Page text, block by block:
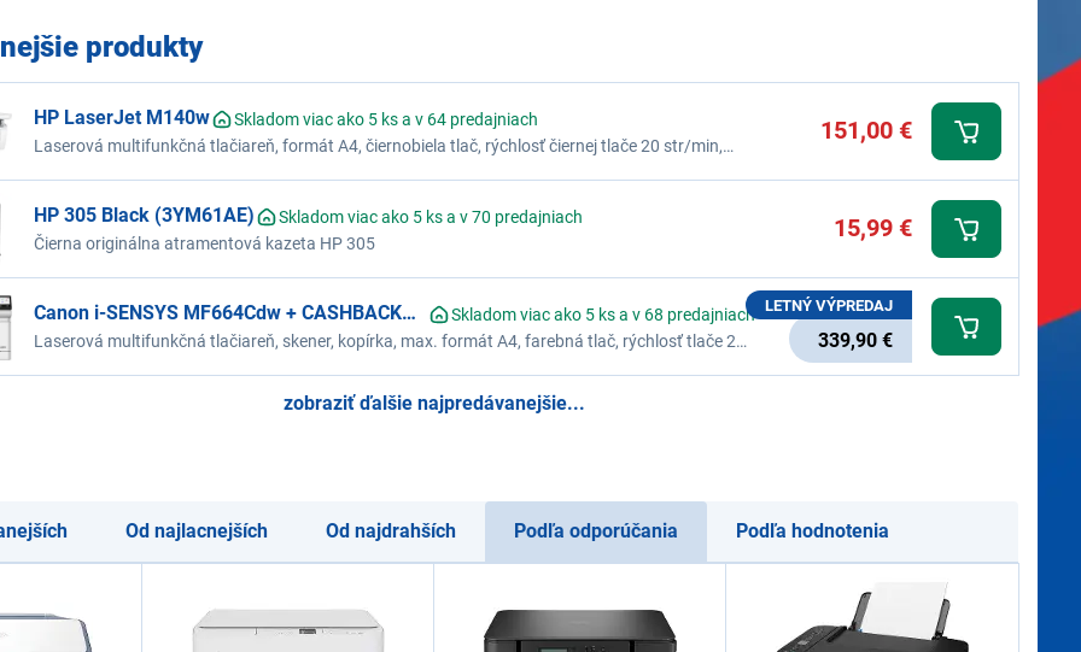
produkty
HP LaserJet M140w
Skladom viac ako 5 ks a v 64 predajniach
Laserová multifunkčná tlačiareň, formát A4, čiernobiela tlač, rýchlosť čiernej tlače 20 str/min,
151,00 €
HP 305 Black (3YM61AE)
Skladom viac ako 5 ks a v 70 predajniach
Čierna originálna atramentová kazeta HP 305
15,99 €
Canon i-SENSYS MF664Cdw + CASHBACK
20 €
Skladom viac ako 5 ks a v 68 predajniach
Laserová multifunkčná tlačiareň, skener, kopírka, max. formát A4, farebná tlač, rýchlosť tlače 25
biela
LETNÝ VÝPREDAJ
339,90 €
zobraziť ďalšie najpredávanejšie...
Od najlacnejších Od najdrahších Podľa odporúčania Podľa hodnotenia